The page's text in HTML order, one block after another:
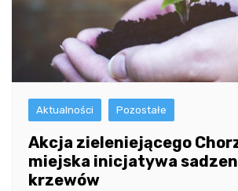
Aktualności Pozostałe
Akcja zieleniejącego
miejska inicjatywa
krzewów